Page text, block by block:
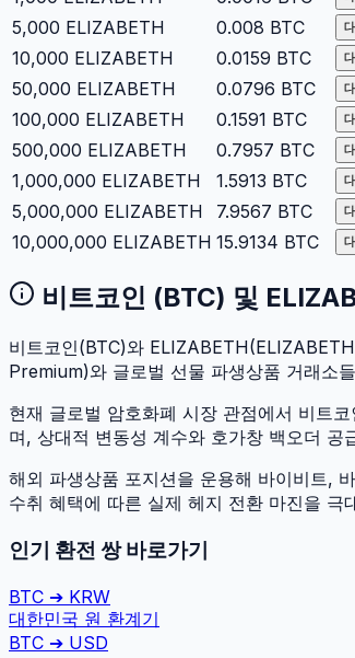
5,000 ELIZABETH 0.008 BTC
10,000 ELIZABETH 0.0159 BTC
50,000 ELIZABETH 0.0796 BTC
100,000 ELIZABETH 0.1591 BTC
500,000 ELIZABETH 0.7957 BTC
1,000,000 ELIZABETH 1.5913 BTC
5,000,000 ELIZABETH 7.9567 BTC
10,000,000 ELIZABETH 15.9134 BTC
비트코인 (BTC) 및
비트코인(BTC)와 ELIZABETH(ELIZABETH
Premium)와 글로벌 선물 파생상품 거래소
현재 글로벌 암호화폐 시장 관점에서 비트코
며, 상대적 변동성 계수와 호가창 백오더
해외 파생상품 포지션을 운용해 바이비트,
수취 혜택에 따른 실제 헤지 전환 마진을 극
인기 환전 쌍 바로가기
BTC ➔ KRW
대한민국 원 환계기
BTC ➔ USD